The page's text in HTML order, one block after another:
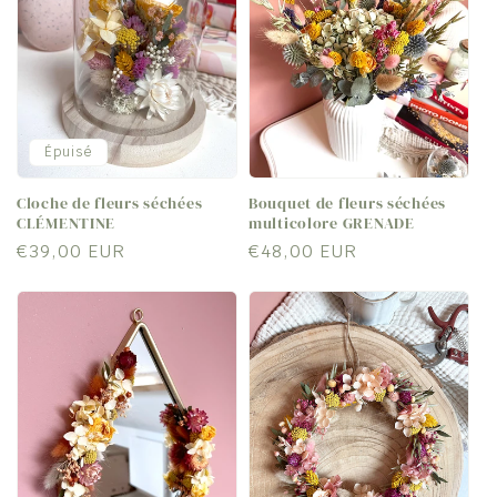
c
i
o
n
:
Épuisé
Cloche de fleurs séchées
CLÉMENTINE
Prix
€39,00 EUR
Bouquet de fleurs séchées
multicolore GRENADE
Prix
€48,00 EUR